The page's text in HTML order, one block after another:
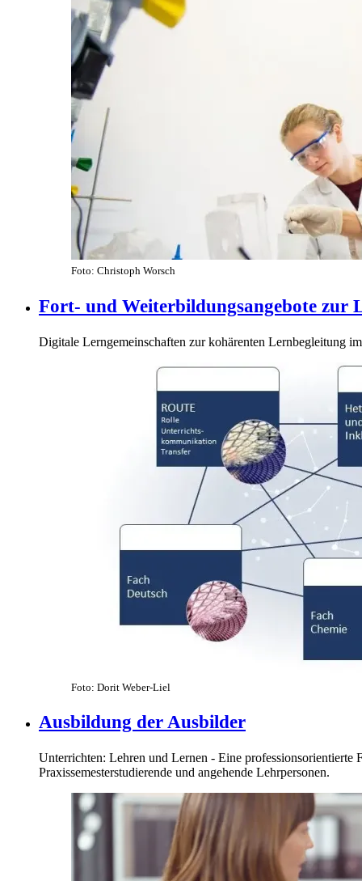
Foto: Christoph Worsch
Fort- und Weiterbildungsangebote zur
Digitale Lerngemeinschaften zur kohärenten Lernbegleitung
Foto: Dorit Weber-Liel
Ausbildung der Ausbilder
Unterrichten: Lehren und Lernen - Eine
Praxissemesterstudierende und angehende Lehrpersonen.